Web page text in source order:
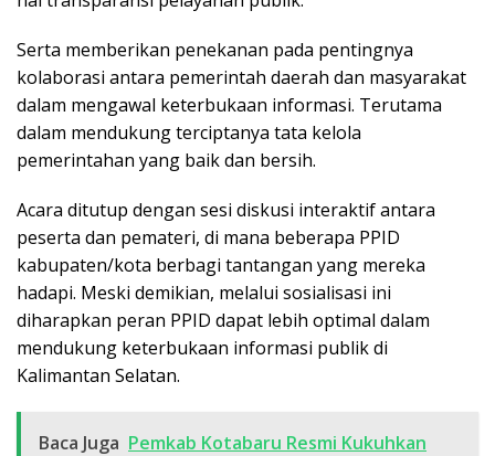
Serta memberikan penekanan pada pentingnya
kolaborasi antara pemerintah daerah dan masyarakat
dalam mengawal keterbukaan informasi. Terutama
dalam mendukung terciptanya tata kelola
pemerintahan yang baik dan bersih.
Acara ditutup dengan sesi diskusi interaktif antara
peserta dan pemateri, di mana beberapa PPID
kabupaten/kota berbagi tantangan yang mereka
hadapi. Meski demikian, melalui sosialisasi ini
diharapkan peran PPID dapat lebih optimal dalam
mendukung keterbukaan informasi publik di
Kalimantan Selatan.
Baca Juga Pemkab Kotabaru Resmi Kukuhkan